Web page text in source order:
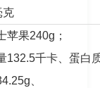
苹果240g；
132.5千卡、蛋白
、